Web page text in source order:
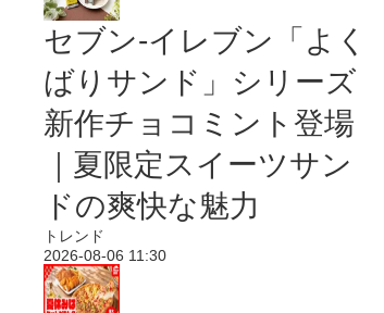
セブン‐イレブン「よく
ばりサンド」シリーズ
新作チョコミント登場
｜夏限定スイーツサン
ドの爽快な魅力
トレンド
2026-08-06 11:30